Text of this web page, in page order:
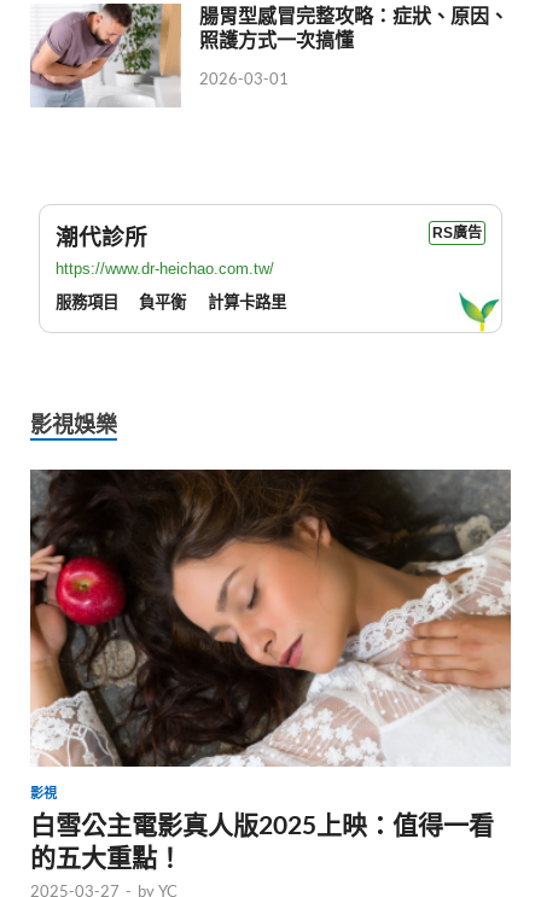
腸胃型感冒完整攻略：症狀、原因、
照護方式一次搞懂
2026-03-01
潮代診所 RS廣告
https://www.dr-heichao.com.tw/
服務項目
負平衡 計算卡路里
影視娛樂
影視
白雪公主電影真人版2025上映：值得一看
的五大重點！
2025-03-27 - byYC